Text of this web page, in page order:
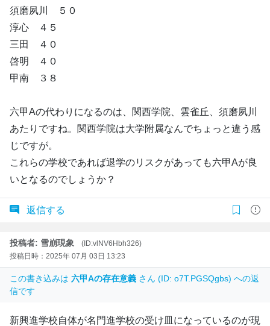
須磨夙川 ５０
淳心 ４５
三田 ４０
啓明 ４０
甲南 ３８
六甲Aの代わりになるのは、関西学院、雲雀丘、須磨夙川
あたりですね。関西学院は大学附属なんでちょっと違う感
じですが。
これらの学校であれば退学のリスクがあっても六甲Aが良
いとなるのでしょうか？
返信する
投稿者: 雪崩現象
(ID:vlNV6Hbh326)
投稿日時：2025年 07月 03日 13:23
この書き込みは 六甲Aの存在意義 さん (ID: o7T.PGSQgbs) への返
信です
新興進学校自体が名門進学校の受け皿になっているのが現